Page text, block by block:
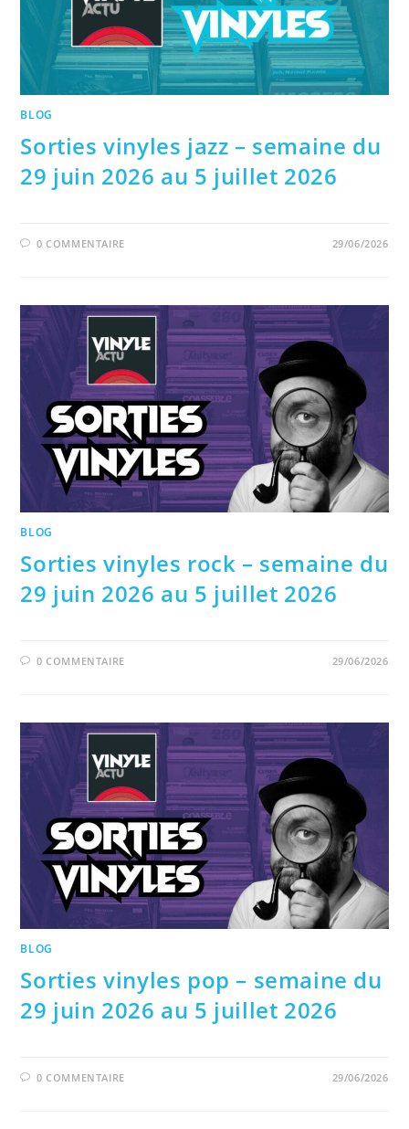
BLOG
Sorties vinyles jazz – semaine du
29 juin 2026 au 5 juillet 2026
0 COMMENTAIRE 29/06/2026
BLOG
Sorties vinyles rock – semaine du
29 juin 2026 au 5 juillet 2026
0 COMMENTAIRE 29/06/2026
BLOG
Sorties vinyles pop – semaine du
29 juin 2026 au 5 juillet 2026
0 COMMENTAIRE 29/06/2026